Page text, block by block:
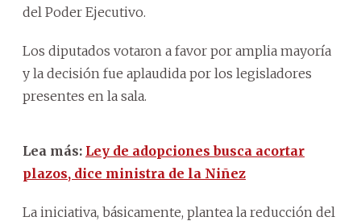
del Poder Ejecutivo.
Los diputados votaron a favor por amplia mayoría
y la decisión fue aplaudida por los legisladores
presentes en la sala.
Lea más: Ley de adopciones busca acortar
plazos, dice ministra de la Niñez
La iniciativa, básicamente, plantea la reducción del